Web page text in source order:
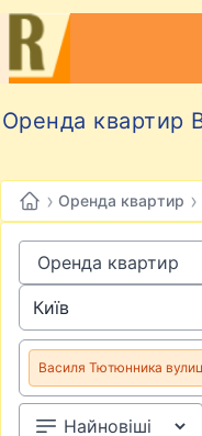
Оренда квартир
› Оренда квартир ›
Василя Тютюнника